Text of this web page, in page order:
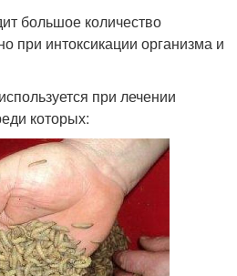
большое количество
при интоксикации организма и
при лечении
которых: